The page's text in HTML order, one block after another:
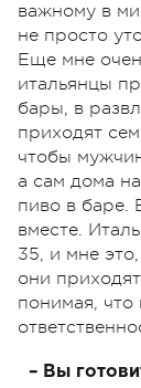
важному в
не просто
Еще мне
итальянцы
бары, в
приходят
чтобы
а сам дома
пиво в баре.
вместе.
35, и мне
они
понимая,
– Вы